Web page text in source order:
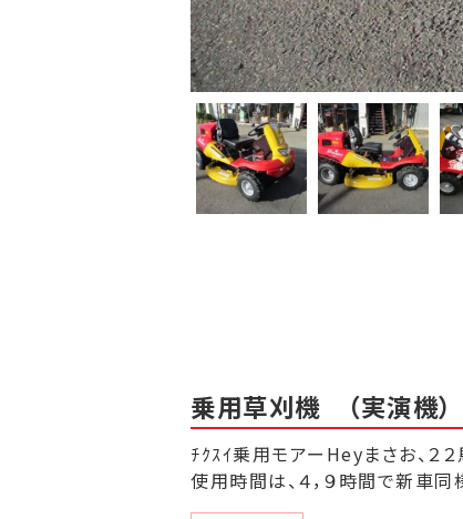
乗用草刈機 （実演機）
ﾁｸｽｲ乗用モアーHeyまさお、２
使用時間は、４，９時間で新車同